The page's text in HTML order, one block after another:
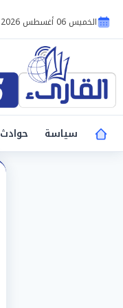
الخميس 06 أغسطس 2026
سياسة
حوادث